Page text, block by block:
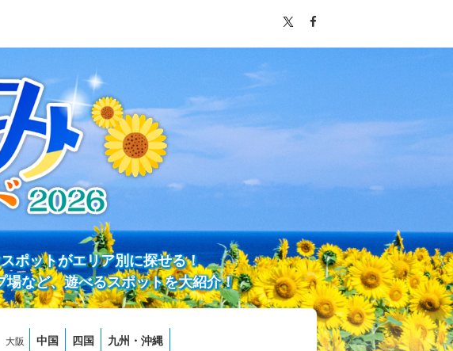
ポットがエリア別に探せる！
など、遊べるスポットを大紹介！
大阪 中国 四国 九州・沖縄